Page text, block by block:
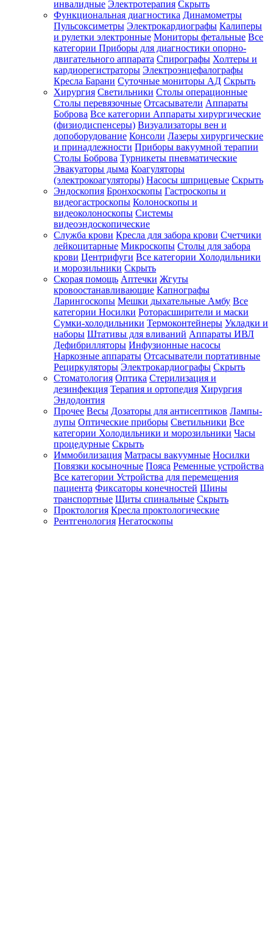
инвалидные Электротерапия Скрыть
Функциональная диагностика Динамометры
Пульсоксиметры Электрокардиографы Калиперы
и рулетки электронные Мониторы фетальные Все
категории Приборы для диагностики опорно-
двигательного аппарата Спирографы Холтеры и
кардиорегистраторы Электроэнцефалографы
Кресла Барани Суточные мониторы АД Скрыть
Хирургия Светильники Столы операционные
Столы перевязочные Отсасыватели Аппараты
Боброва Все категории Аппараты хирургические
(физиодиспенсеры) Визуализаторы вен и
допоборудование Консоли Лазеры хирургические
и принадлежности Приборы вакуумной терапии
Столы Боброва Турникеты пневматические
Эвакуаторы дыма Коагуляторы
(электрокоагуляторы) Насосы шприцевые Скрыть
Эндоскопия Бронхоскопы Гастроскопы и
видеогастроскопы Колоноскопы и
видеоколоноскопы Системы
видеоэндоскопические
Служба крови Кресла для забора крови Счетчики
лейкоцитарные Микроскопы Столы для забора
крови Центрифуги Все категории Холодильники
и морозильники Скрыть
Скорая помощь Аптечки Жгуты
кровоостанавливающие Капнографы
Ларингоскопы Мешки дыхательные Амбу Все
категории Носилки Роторасширители и маски
Сумки-холодильники Термоконтейнеры Укладки и
наборы Штативы для вливаний Аппараты ИВЛ
Дефибрилляторы Инфузионные насосы
Наркозные аппараты Отсасыватели портативные
Рециркуляторы Электрокардиографы Скрыть
Стоматология Оптика Стерилизация и
дезинфекция Терапия и ортопедия Хирургия
Эндодонтия
Прочее Весы Дозаторы для антисептиков Лампы-
лупы Оптические приборы Светильники Все
категории Холодильники и морозильники Часы
процедурные Скрыть
Иммобилизация Матрасы вакуумные Носилки
Повязки косыночные Пояса Ременные устройства
Все категории Устройства для перемещения
пациента Фиксаторы конечностей Шины
транспортные Щиты спинальные Скрыть
Проктология Кресла проктологические
Рентгенология Негатоскопы